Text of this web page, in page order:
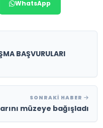
WhatsApp
BAŞVURULARI
SONRAKI HABER
müzeye bağışladı